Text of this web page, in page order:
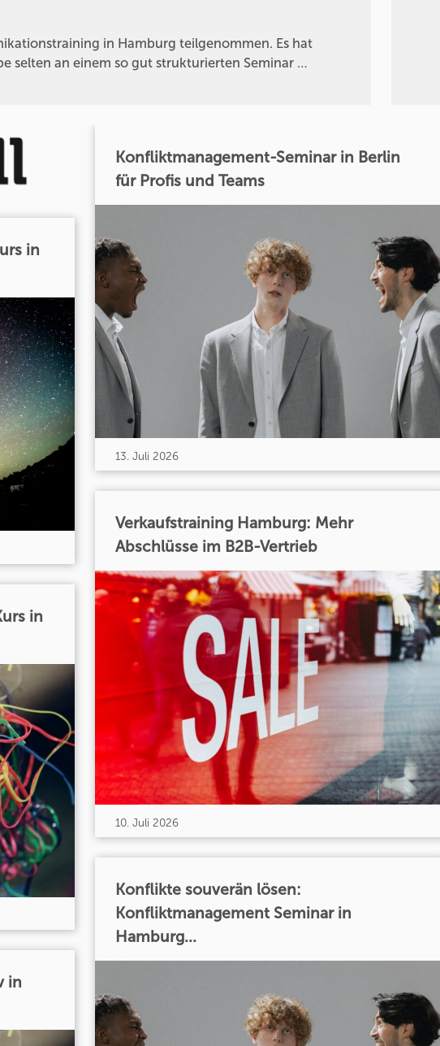
in Hamburg teilgenommen. Es hat
selten an einem so gut strukturierten Seminar …
in
in
in
Konfliktmanagement-Seminar in Berlin
für Profis und Teams
13. Juli 2026
Verkaufstraining Hamburg: Mehr
Abschlüsse im B2B-Vertrieb
10. Juli 2026
Konflikte souverän lösen:
Konfliktmanagement Seminar in
Hamburg...